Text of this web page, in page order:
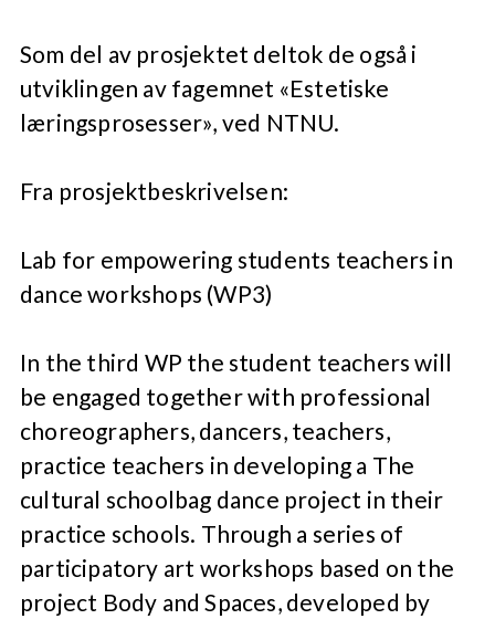
Som del av prosjektet deltok de også i
utviklingen av fagemnet «Estetiske
læringsprosesser», ved NTNU.
Fra prosjektbeskrivelsen:
Lab for empowering students teachers in
dance workshops (WP3)
In the third WP the student teachers will
be engaged together with professional
choreographers, dancers, teachers,
practice teachers in developing a The
cultural schoolbag dance project in their
practice schools. Through a series of
participatory art workshops based on the
project Body and Spaces, developed by